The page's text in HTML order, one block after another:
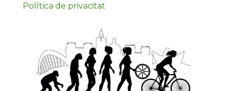
Política de privacitat